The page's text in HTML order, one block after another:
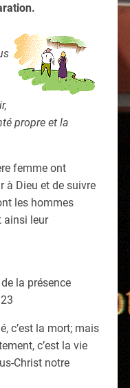
propre et la
femme ont
à Dieu et de suivre
les hommes
ainsi leur
la présence
c’est la mort; mais
c’est la vie
Christ notre